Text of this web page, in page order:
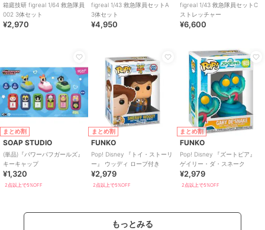
箱庭技研 figreal 1/64 救急隊員
002 3体セット
¥2,970
figreal 1/43 救急隊員セットA
3体セット
¥4,950
figreal 1/43 救急隊員セットC
ストレッチャー
¥6,600
まとめ割
SOAP STUDIO
(単品)『パワーパフガールズ』
キーキャップ
¥1,320
2点以上で5%OFF
まとめ割
FUNKO
Pop! Disney 『トイ・ストーリ
ー』 ウッディ ロープ付き
¥2,979
2点以上で5%OFF
まとめ割
FUNKO
Pop! Disney 『ズートピア』
ゲイリー・ダ・スネーク
¥2,979
2点以上で5%OFF
もっとみる